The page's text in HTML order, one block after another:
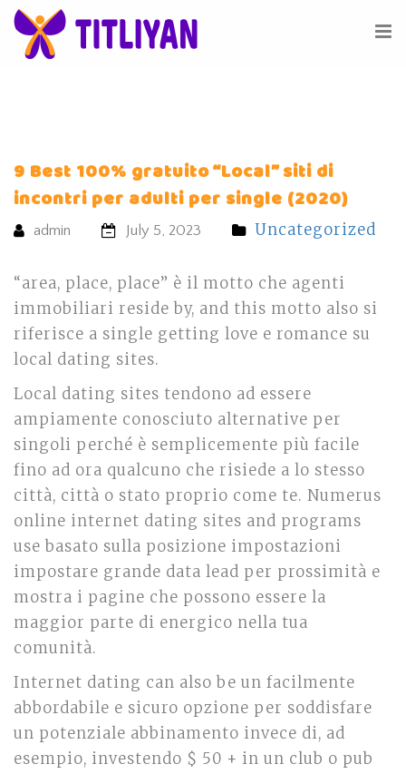
9 Best 100% gratuito “Local” siti di
incontri per adulti per single (2020)
admin July 5, 2023 Uncategorized
“area, place, place” è il motto che agenti
immobiliari reside by, and this motto also si
riferisce a single getting love e romance su
local dating sites.
Local dating sites tendono ad essere
ampiamente conosciuto alternative per
singoli perché è semplicemente più facile
fino ad ora qualcuno che risiede a lo stesso
città, città o stato proprio come te. Numerus
online internet dating sites and programs
use basato sulla posizione impostazioni
impostare grande data lead per prossimità e
mostra i pagine che possono essere la
maggior parte di energico nella tua
comunità.
Internet dating can also be un facilmente
abbordabile e sicuro opzione per soddisfare
un potenziale abbinamento invece di, ad
esempio, investendo $ 50 + in un club o pub